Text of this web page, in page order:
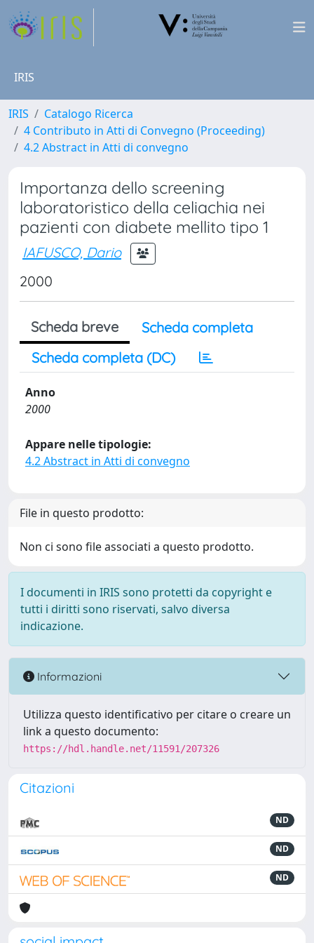
IRIS
IRIS
Catalogo Ricerca
4 Contributo in Atti di Convegno (Proceeding)
4.2 Abstract in Atti di convegno
Importanza dello screening
laboratoristico della celiachia nei
pazienti con diabete mellito tipo 1
IAFUSCO, Dario
2000
Scheda breve
Scheda completa
Scheda completa (DC)
Anno
2000
Appare nelle tipologie:
4.2 Abstract in Atti di convegno
File in questo prodotto:
Non ci sono file associati a questo prodotto.
I documenti in IRIS sono protetti da copyright e
tutti i diritti sono riservati, salvo diversa
indicazione.
Informazioni
Utilizza questo identificativo per citare o creare un
link a questo documento:
https://hdl.handle.net/11591/207326
Citazioni
ND
ND
ND